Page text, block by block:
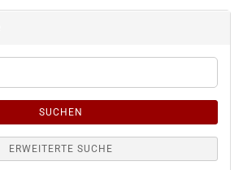
SUCHEN
ERWEITERTE SUCHE